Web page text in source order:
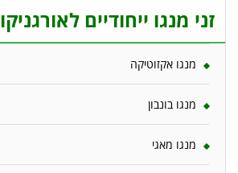
זני מנגו ייחודיים לאורגניקו
מנגו אקזוטיקה
מנגו בונבון
מנגו מאגי